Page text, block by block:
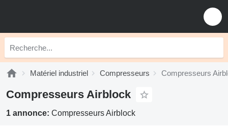
Matériel industriel Compresseurs Compresseurs
Compresseurs Airblock
1 annonce: Compresseurs Airblock